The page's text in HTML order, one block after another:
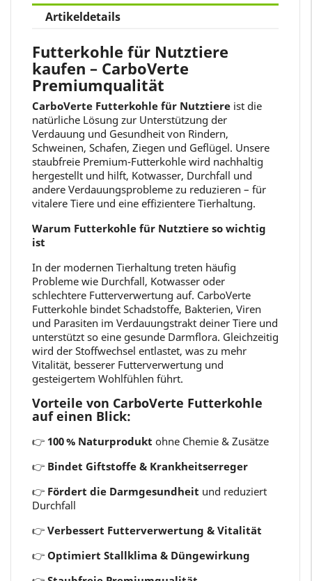
Artikeldetails
Futterkohle für Nutztiere
kaufen – CarboVerte
Premiumqualität
CarboVerte Futterkohle für Nutztiere ist die
natürliche Lösung zur Unterstützung der
Verdauung und Gesundheit von Rindern,
Schweinen, Schafen, Ziegen und Geflügel. Unsere
staubfreie Premium-Futterkohle wird nachhaltig
hergestellt und hilft, Kotwasser, Durchfall und
andere Verdauungsprobleme zu reduzieren – für
vitalere Tiere und eine effizientere Tierhaltung.
Warum Futterkohle für Nutztiere so wichtig
ist
In der modernen Tierhaltung treten häufig
Probleme wie Durchfall, Kotwasser oder
schlechtere Futterverwertung auf. CarboVerte
Futterkohle bindet Schadstoffe, Bakterien, Viren
und Parasiten im Verdauungstrakt deiner Tiere und
unterstützt so eine gesunde Darmflora. Gleichzeitig
wird der Stoffwechsel entlastet, was zu mehr
Vitalität, besserer Futterverwertung und
gesteigertem Wohlfühlen führt.
Vorteile von CarboVerte Futterkohle
auf einen Blick:
👉 100 % Naturprodukt ohne Chemie & Zusätze
👉 Bindet Giftstoffe & Krankheitserreger
👉 Fördert die Darmgesundheit und reduziert
Durchfall
👉 Verbessert Futterverwertung & Vitalität
👉 Optimiert Stallklima & Düngewirkung